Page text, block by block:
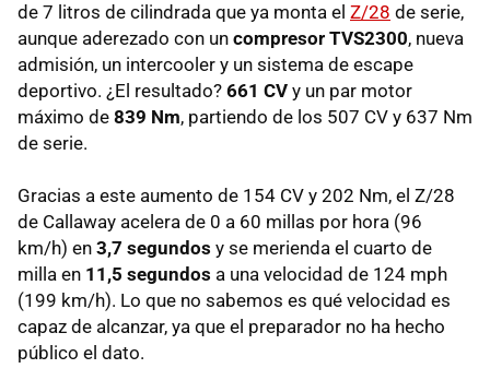
de 7 litros de cilindrada que ya monta el Z/28 de serie,
aunque aderezado con un compresor TVS2300, nueva
admisión, un intercooler y un sistema de escape
deportivo. ¿El resultado? 661 CV y un par motor
máximo de 839 Nm, partiendo de los 507 CV y 637 Nm
de serie.
Gracias a este aumento de 154 CV y 202 Nm, el Z/28
de Callaway acelera de 0 a 60 millas por hora (96
km/h) en 3,7 segundos y se merienda el cuarto de
milla en 11,5 segundos a una velocidad de 124 mph
(199 km/h). Lo que no sabemos es qué velocidad es
capaz de alcanzar, ya que el preparador no ha hecho
público el dato.